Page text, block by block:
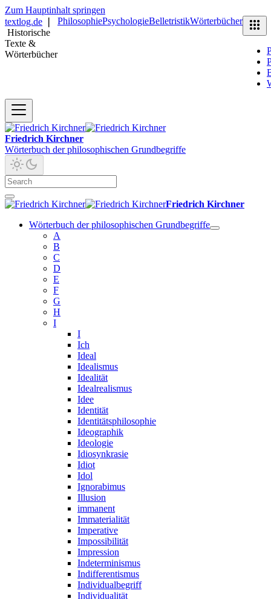
Zum Hauptinhalt springen
textlog.de
Historische
Texte &
Wörterbücher
PhilosophiePsychologieBelletristikWörterbücher
Friedrich Kirchner
Wörterbuch der philosophischen Grundbegriffe
Friedrich Kirchner
Wörterbuch der philosophischen Grundbegriffe
A
B
C
D
E
F
G
H
I
I
Ich
Ideal
Idealismus
Idealität
Idealrealismus
Idee
Identität
Identitätsphilosophie
Ideographik
Ideologie
Idiosynkrasie
Idiot
Idol
Ignorabimus
Illusion
immanent
Immaterialität
Imperative
Impossibilität
Impression
Indeterminismus
Indifferentismus
Individualbegriff
Individualität